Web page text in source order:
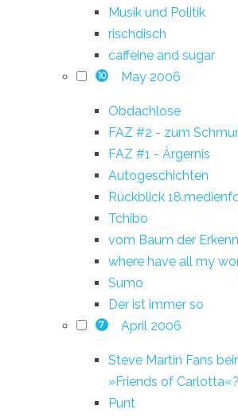
Musik und Politik
rischdisch
caffeine and sugar
10 May 2006
Obdachlose
FAZ #2 - zum
FAZ #1 - Ärgernis
Autogeschichten
Rückblick
Tchibo
vom Baum der
where have all my
Sumo
Der ist immer so
7 April 2006
Steve Martin Fans
»Friends of Carlotta«?
Punt